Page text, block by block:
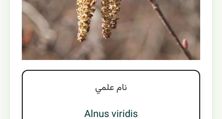
نام علمي
Alnus viridis